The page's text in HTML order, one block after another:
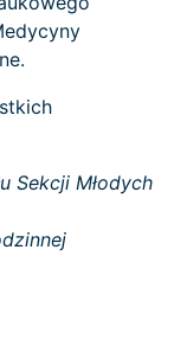
Sekcji Młodych